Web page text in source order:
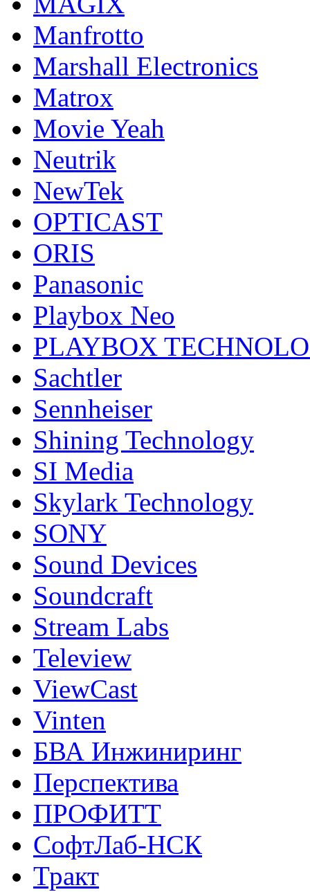
Manfrotto
Marshall Electronics
Matrox
Movie Yeah
Neutrik
NewTek
OPTICAST
ORIS
Panasonic
Playbox Neo
PLAYBOX
Sachtler
Sennheiser
Shining Technology
SI Media
Skylark Technology
SONY
Sound Devices
Soundcraft
Stream Labs
Teleview
ViewCast
Vinten
БВА Инжиниринг
Перспектива
ПРОФИТТ
СофтЛаб-НСК
Тракт